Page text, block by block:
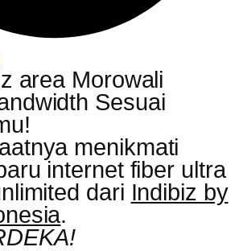
area Morowali
Sesuai
menikmati
internet fiber ultra
dari Indibiz by
.